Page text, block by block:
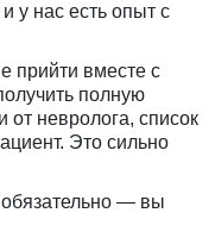
у нас есть опыт с
прийти вместе с
полную
от невролога, список
Это сильно
обязательно — вы